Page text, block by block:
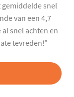
gemiddelde snel
van een 4,7
snel achten en
tevreden!”